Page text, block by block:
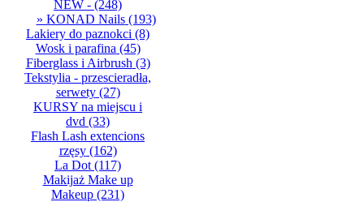
NEW - (248)
» KONAD Nails(193)
Lakiery do paznokci (8)
Wosk i parafina (45)
Fiberglass i Airbrush (3)
Tekstylia - przescieradła,
serwety(27)
KURSY na miejscu i
dvd (33)
Flash Lash extencions
rzęsy(162)
La Dot (117)
Makijaż Make up
Makeup (231)